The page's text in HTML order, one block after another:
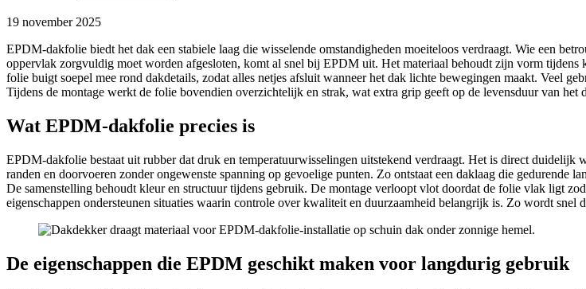
19 november 2025
EPDM-dakfolie biedt het dak een stabiele laag die wisselende omstandigheden moeiteloos verdraagt. Wie een
oppervlak zorgvuldig moet worden afgesloten, komt al snel bij EPDM uit. Het materiaal behoudt zijn vorm
folie buigt soepel mee rond dakdetails, zodat alles netjes afsluit wanneer het dak lichte bewegingen maakt. Veel
Tijdens de montage werkt de folie bovendien overzichtelijk en strak, wat extra grip geeft op de levensduur van het
Wat EPDM-dakfolie precies is
EPDM-dakfolie bestaat uit rubber dat druk en temperatuurwisselingen uitstekend verdraagt. Het is direct duidelijk
randen en doorvoeren zonder ongewenste spanning op gevoelige punten. Zo ontstaat een daklaag die gedurende
De samenstelling behoudt kleur en structuur tijdens gebruik. De montage verloopt vlot doordat de folie vlak ligt
eigenschappen ondersteunen situaties waarin controle over kwaliteit en duurzaamheid belangrijk is. Zo wordt
De eigenschappen die EPDM geschikt maken voor langdurig gebruik